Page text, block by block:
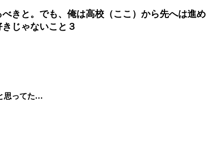
きと。でも、俺は高校（ここ）から先へは進め
じゃないこと３
思ってた…